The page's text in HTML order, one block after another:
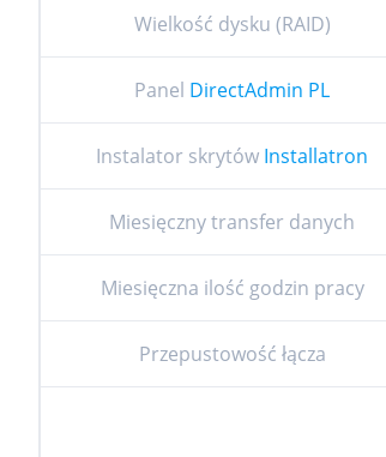
Wielkość dysku (RAID)
Panel DirectAdmin PL
Instalator skrytów Installatron
Miesięczny transfer danych
Miesięczna ilość godzin pracy
Przepustowość łącza